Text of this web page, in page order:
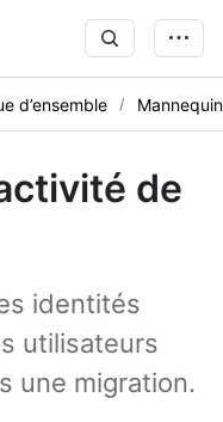
d’ensemble
de
identités
utilisateurs
une migration.